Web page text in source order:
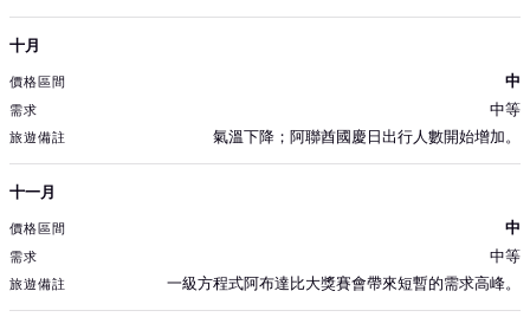
十月
中
中等
氣溫下降；阿聯酋國慶日出行人數開始增加。
十一月
中
中等
一級方程式阿布達比大獎賽會帶來短暫的需求高峰。